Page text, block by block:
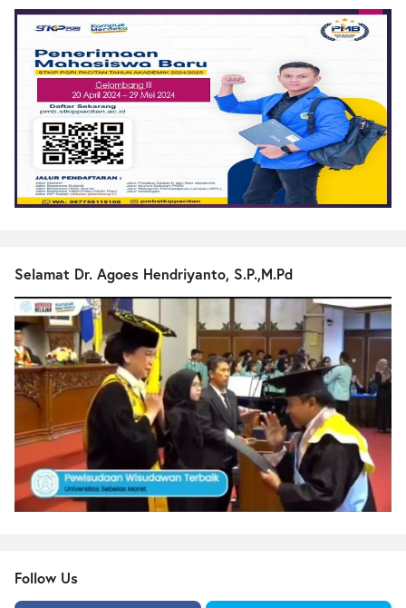
Selamat Dr. Agoes Hendriyanto, S.P.,M.Pd
Follow Us